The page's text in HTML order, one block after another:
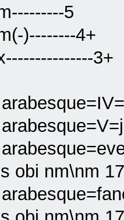
5
)--------4+
3+
obi nm\nm